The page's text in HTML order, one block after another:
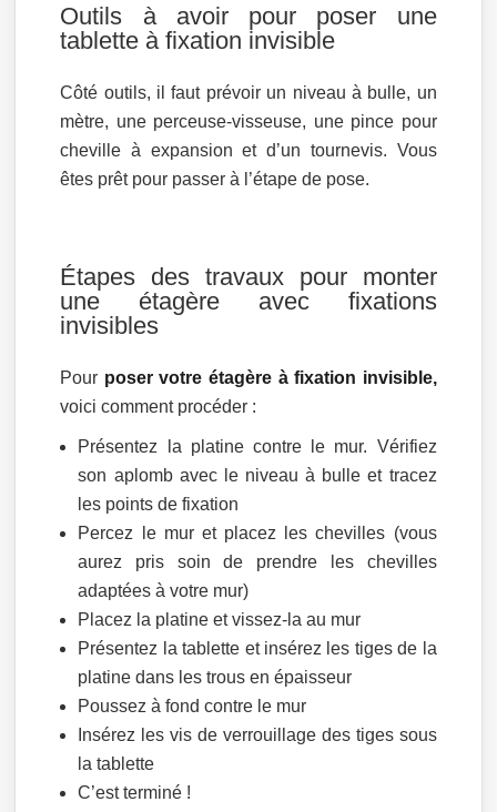
Outils à avoir pour poser une
tablette à fixation invisible
Côté outils, il faut prévoir un niveau à bulle, un
mètre, une perceuse-visseuse, une pince pour
cheville à expansion et d’un tournevis. Vous
êtes prêt pour passer à l’étape de pose.
Étapes des travaux pour monter
une étagère avec fixations
invisibles
Pour poser votre étagère à fixation invisible,
voici comment procéder :
Présentez la platine contre le mur. Vérifiez
son aplomb avec le niveau à bulle et tracez
les points de fixation
Percez le mur et placez les chevilles (vous
aurez pris soin de prendre les chevilles
adaptées à votre mur)
Placez la platine et vissez-la au mur
Présentez la tablette et insérez les tiges de la
platine dans les trous en épaisseur
Poussez à fond contre le mur
Insérez les vis de verrouillage des tiges sous
la tablette
C’est terminé !